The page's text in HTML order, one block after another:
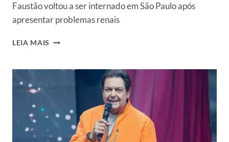
Faustão voltou a ser internado em São Paulo após
apresentar problemas renais
LEIA MAIS FAUSTÃO
NOVAMENTE
NECESSIDADE
UM